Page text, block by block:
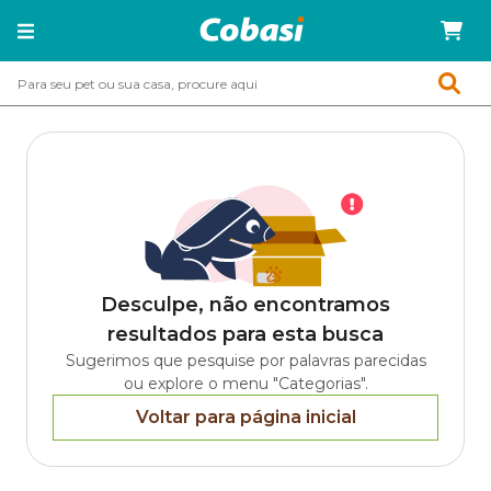
Desculpe, não encontramos
resultados para esta busca
Sugerimos que pesquise por palavras parecidas
ou explore o menu "Categorias".
Voltar para página inicial